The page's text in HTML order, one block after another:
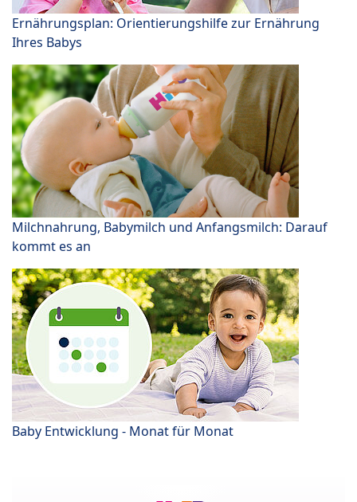
Ernährungsplan: Orientierungshilfe zur Ernährung
Ihres Babys
Milchnahrung, Babymilch und Anfangsmilch: Darauf
kommt es an
Baby Entwicklung - Monat für Monat